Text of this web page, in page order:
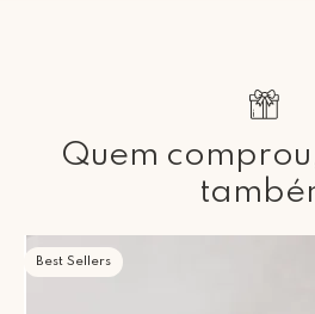
Quem
Best Sellers